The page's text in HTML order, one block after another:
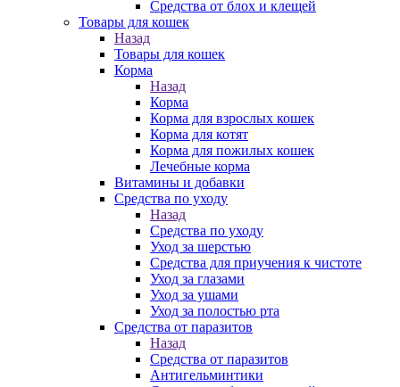
Средства от блох и клещей
Товары для кошек
Назад
Товары для кошек
Корма
Назад
Корма
Корма для взрослых кошек
Корма для котят
Корма для пожилых кошек
Лечебные корма
Витамины и добавки
Средства по уходу
Назад
Средства по уходу
Уход за шерстью
Средства для приучения к чистоте
Уход за глазами
Уход за ушами
Уход за полостью рта
Средства от паразитов
Назад
Средства от паразитов
Антигельминтики